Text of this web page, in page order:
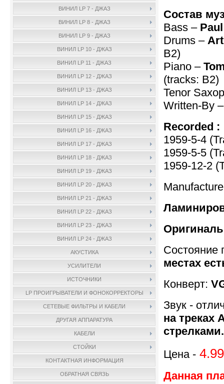
ВИНИЛ LP 7 - ДЖАЗ
ВИНИЛ LP 8 - ДЖАЗ
ВИНИЛ LP 9 - ДЖАЗ
ВИНИЛ LP 10 - ДЖАЗ
ВИНИЛ LP 11 - ДЖАЗ
ВИНИЛ LP 12 - ДЖАЗ
ВИНИЛ LP 13 - ДЖАЗ
ВИНИЛ LP 14 - ДЖАЗ
ВИНИЛ LP 15 - ДЖАЗ
ВИНИЛ LP 16 - ДЖАЗ
ВИНИЛ LP 17 - ДЖАЗ
ВИНИЛ LP 18 - ДЖАЗ
ВИНИЛ LP 19 - ДЖАЗ
ВИНИЛ LP 20 - ДЖАЗ
ВИНИЛ LP 21 - ДЖАЗ
ВИНИЛ LP 22 - ДЖАЗ
ВИНИЛ LP 23 - ДЖАЗ
ВИНИЛ LP 24 - ДЖАЗ
АКУСТИКА
УСИЛИТЕЛИ
ИСТОЧНИКИ
LP ПРОИГРЫВАТЕЛИ И ФОНОКОРРЕКТОРЫ
СЕТЕВЫЕ ФИЛЬТРЫ И КАБЕЛИ
ДРУГАЯ АППАРАТУРА
КАБЕЛИ
СТОЙКИ
КОНТАКТНАЯ ИНФОРМАЦИЯ
ОБРАТНАЯ СВЯЗЬ
Состав
Bass –
Drums –
B2)
Piano –
(tracks: B2)
Tenor
Written-By
Recorded :
1959-5-4
1959-5-5
1959-12-2
Состояние
местах
Конверт:
Звук -
на треках
стрелками.
Цена -
Данная